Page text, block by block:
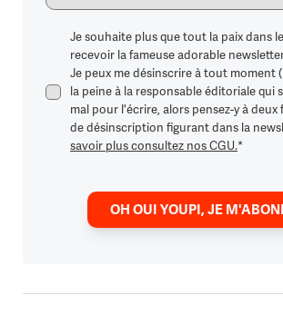
Je souhaite plus que tout la paix dans
recevoir la fameuse adorable
Je peux me désinscrire à tout moment
la peine à la responsable éditoriale qui
mal pour l'écrire, alors pensez-y à deux
de désinscription figurant dans la
savoir plus consultez nos CGU.*
OH OUI YOUPI, JE